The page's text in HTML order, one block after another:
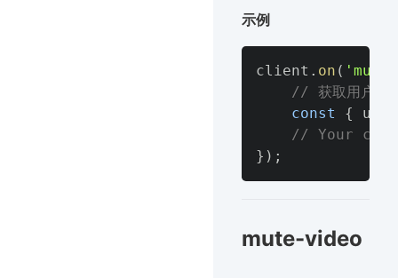
示例
client . on (
// 获取用户id
const
{
uid
// Your
} ) ;
mute-video